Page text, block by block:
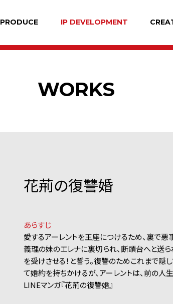
PRODUCE IP DEVELOPMENT
WORKS
花荊の復讐婚
あらすじ
愛するアーレントを王座につけるため、裏で悪
義理の妹のエレナに裏切られ、断頭台へと送
を受けさせる！と誓う。復讐のためこれまで隠
て婚約を持ちかけるが、アーレントは、前の
LINEマンガ『花荊の復讐婚』